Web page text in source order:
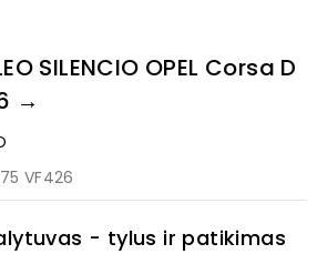
SILENCIO OPEL Corsa D
→
VF426
- tylus ir patikimas